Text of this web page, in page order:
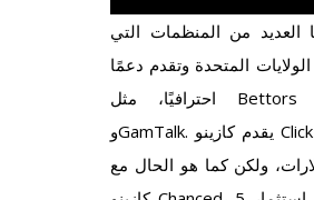
العديد من المنظمات التي
المتحدة وتقدم دعمًا
احترافيًا، مثل Bettors Unknown
وGamTalk. يقدم كازينو Click باقات تبدأ
دولارات، ولكن كما هو الحال مع